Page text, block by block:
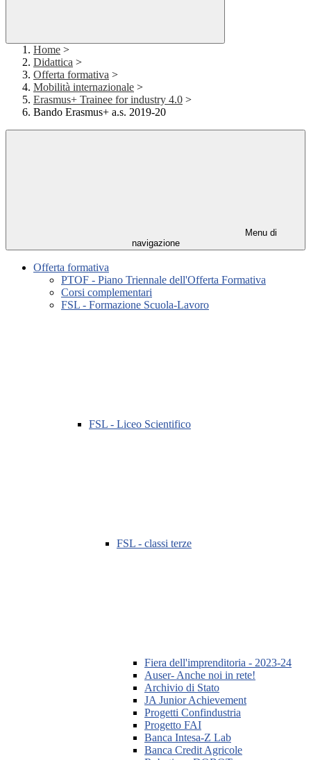
Home >
Didattica >
Offerta formativa >
Mobilità internazionale >
Erasmus+ Trainee for industry 4.0 >
Bando Erasmus+ a.s. 2019-20
Menu di
navigazione
Offerta formativa
PTOF - Piano Triennale dell'Offerta Formativa
Corsi complementari
FSL - Formazione Scuola-Lavoro
FSL - Liceo Scientifico
FSL - classi terze
Fiera dell'imprenditoria - 2023-24
Auser- Anche noi in rete!
Archivio di Stato
JA Junior Achievement
Progetti Confindustria
Progetto FAI
Banca Intesa-Z Lab
Banca Credit Agricole